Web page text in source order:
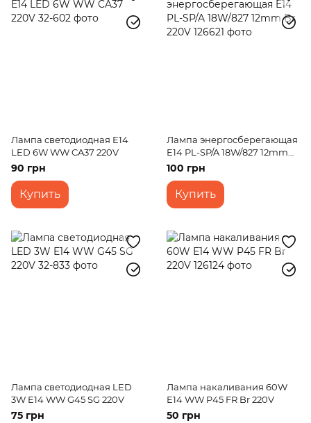
Лампа светодиодная E14
LED 6W WW CA37 220V
90 грн
Купить
Лампа энергосберегающая
E14 PL-SP/A 18W/827 12mm
Br 220V
100 грн
Купить
Лампа светодиодная LED
3W E14 WW G45 SG 220V
75 грн
Лампа накаливания 60W
E14 WW P45 FR Br 220V
50 грн